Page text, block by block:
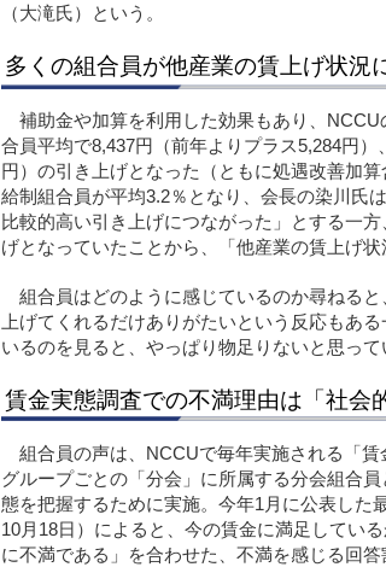
（大滝氏）という。
多くの組合員が他産業の賃上げ状況
補助金や加算を利用した効果もあり、
合員平均で8,437円（前年よりプラス5,284円
円）の引き上げとなった（ともに処遇改善加
給制組合員が平均3.2％となり、会長の染川氏
比較的高い引き上げにつながった」とする一
げとなっていたことから、「他産業の賃上げ
組合員はどのように感じているのか尋ねる
上げてくれるだけありがたいという反応もあ
いるのを見ると、やっぱり物足りないと思っ
賃金実態調査での不満理由は「社会
組合員の声は、NCCUで毎年実施される「
グループごとの「分会」に所属する分会組合
態を把握するために実施。今年1月に公表した
10月18日）によると、今の賃金に満足してい
に不満である」を合わせた、不満を感じる回